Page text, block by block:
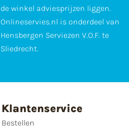
de winkel adviesprijzen liggen.
Onlineservies.nl is onderdeel van
Hensbergen Serviezen V.O.F. te
Sliedrecht.
Klantenservice
Bestellen